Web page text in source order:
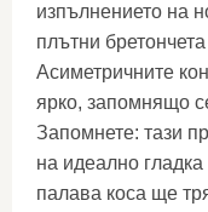
изпълнението на
плътни
Асиметричните
ярко, запомнящо
Запомнете: тази
на идеално
палава коса ще